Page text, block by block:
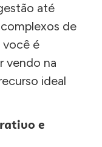
até
de
você é
vendo na
ideal
e